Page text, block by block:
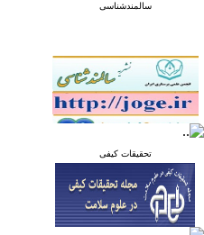
سالمندشناسی
تحقیقات کیفی